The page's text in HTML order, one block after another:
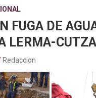
FUGA DE
LERMA-
Redaccion